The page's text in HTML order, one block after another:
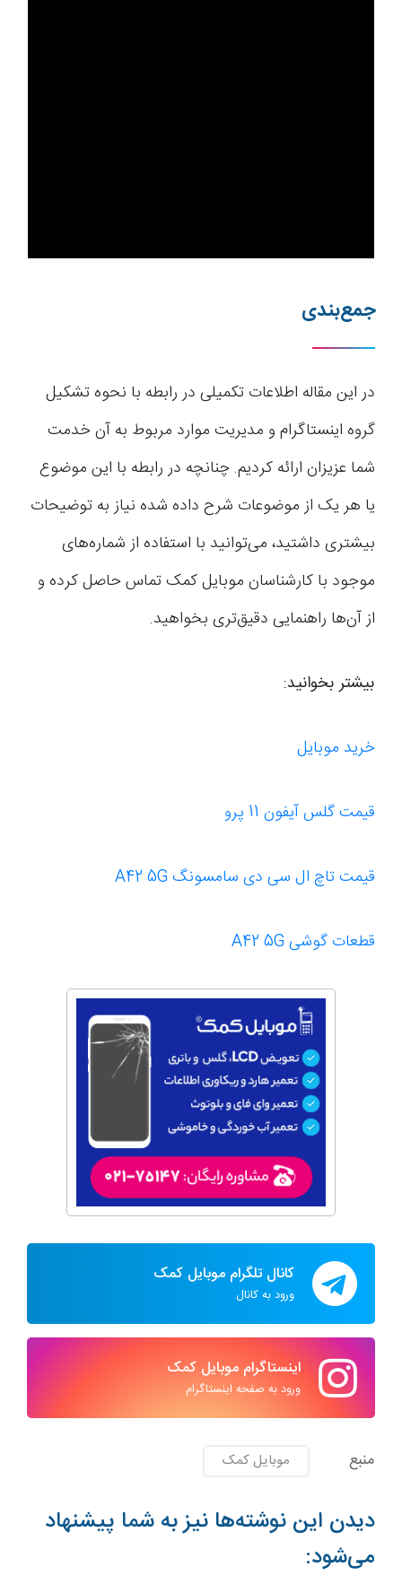
جمع‌بندی
در این مقاله اطلاعات تکمیلی در رابطه با نحوه تشکیل
گروه اینستاگرام و مدیریت موارد مربوط به آن خدمت
شما عزیزان ارائه کردیم. چنانچه در رابطه با این موضوع
یا هر یک از موضوعات شرح داده شده نیاز به توضیحات
بیشتری داشتید، می‌توانید با استفاده از شماره‌های
موجود با کارشناسان موبایل کمک تماس حاصل کرده و
از آن‌ها راهنمایی دقیق‌تری بخواهید.
بیشتر بخوانید:
خرید موبایل
قیمت گلس آیفون 11 پرو
قیمت تاچ ال سی دی سامسونگ A42 5G
قطعات گوشی A42 5G
کانال تلگرام موبایل کمک
ورود به کانال
اینستاگرام موبایل کمک
ورود به صفحه اینستاگرام
منبع موبایل کمک
دیدن این نوشته‌ها نیز به شما پیشنهاد
می‌شود: